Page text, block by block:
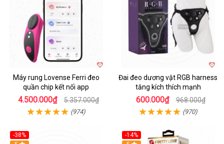
Máy rung Lovense Ferri đeo
quần chip kết nối app
4.500.000₫ 5.357.000₫
(974)
Đai đeo dương vật RGB harness
tăng kích thích mạnh
600.000₫ 968.000₫
(970)
-38%
-14%